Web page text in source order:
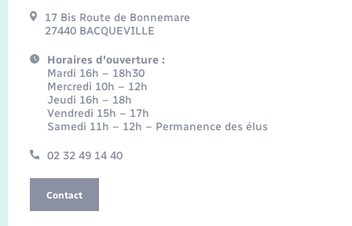
17 Bis Route de Bonnemare
27440 BACQUEVILLE
Horaires d'ouverture :
Mardi 16h – 18h30
Mercredi 10h – 12h
Jeudi 16h – 18h
Vendredi 15h – 17h
Samedi 11h – 12h – Permanence des élus
02 32 49 14 40
Contact